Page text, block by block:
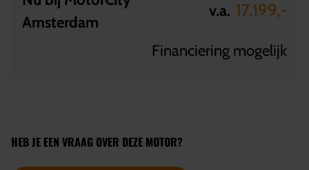
Amsterdam
v.a. 17.199,-
Financiering mogelijk
HEB JE EEN VRAAG OVER DEZE MOTOR?